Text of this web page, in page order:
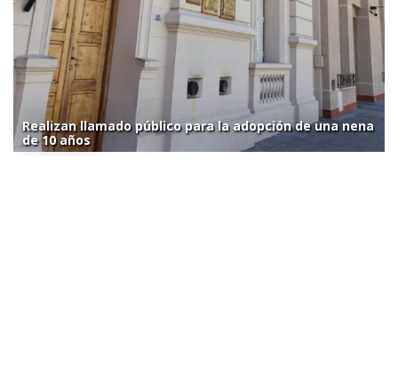
Realizan llamado público para la adopción de una nena
de 10 años